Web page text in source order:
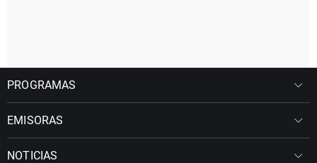
PROGRAMAS
EMISORAS
NOTICIAS